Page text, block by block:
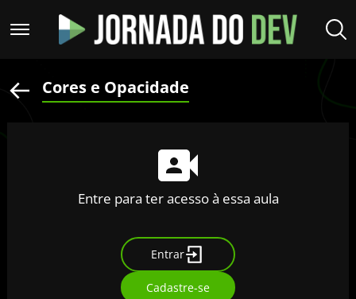
Cores e Opacidade
Entre para ter acesso à essa aula
Entrar
Cadastre-se